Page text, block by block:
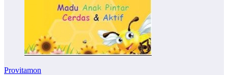
Provitamon